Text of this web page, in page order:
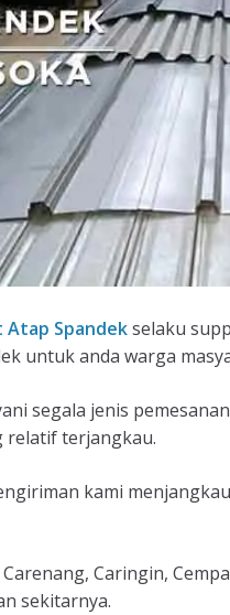
Atap Spandekselaku
untuk anda warga
segala jenis
relatif terjangkau.
kami
Caringin,
sekitarnya.